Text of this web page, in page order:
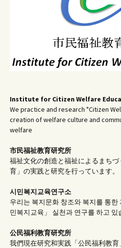
Institute for Citizen Welfare
We practice and research "Citizen
creation of welfare culture and
welfare
市民福祉教育研究所
福祉文化の創造と福祉によるまち
育」の実践と研究を行っています。
시민복지교육연구소
우리는 복지문화 창조와 복지를 통
민복지교육」 실천과 연구를 하고 있
公民福利教育研究所
我們現在研究和実践「公民福利教